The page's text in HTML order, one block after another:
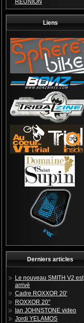
REUNION
Liens
Derniers articles
Le nouveau SMITH V2 est
arrivé
Cadre ROXXOR 20'
ROXXOR 20"
Ian JOHNSTONE video
Jordi YELAMOS